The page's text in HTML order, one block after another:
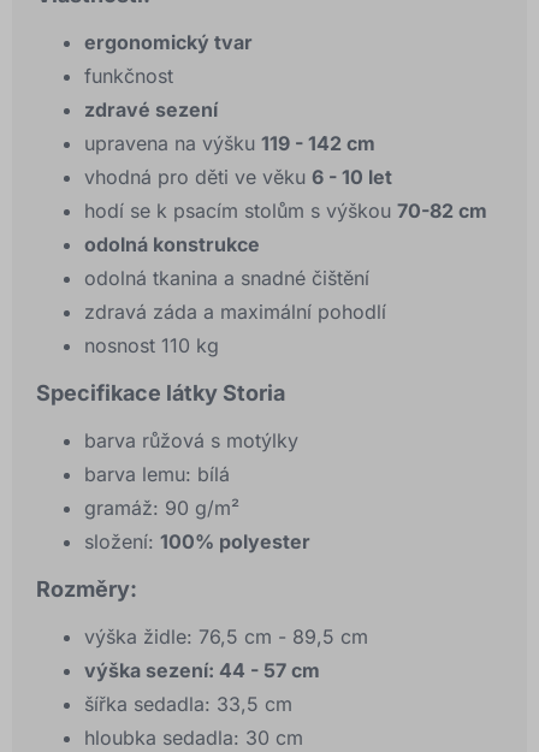
ergonomický tvar
funkčnost
zdravé sezení
upravena na výšku 119 - 142 cm
vhodná pro děti ve věku 6 - 10 let
hodí se k psacím stolům s výškou 70-82 cm
odolná konstrukce
odolná tkanina a snadné čištění
zdravá záda a maximální pohodlí
nosnost 110 kg
Specifikace látky Storia
barva růžová s motýlky
barva lemu: bílá
gramáž: 90 g/m²
složení: 100% polyester
Rozměry:
výška židle: 76,5 cm - 89,5 cm
výška sezení: 44 - 57 cm
šířka sedadla: 33,5 cm
hloubka sedadla: 30 cm